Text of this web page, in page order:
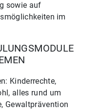
sowie auf
im
Kinderrechte,
alles rund um
Gewaltprävention